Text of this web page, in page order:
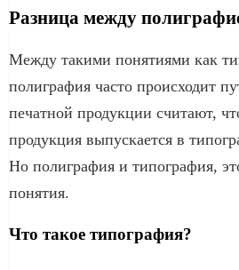
Разница между
Между такими понятиями как
полиграфия часто происходит
печатной продукции считают,
продукция выпускается в
Но полиграфия и типография,
понятия.
Что такое типография?